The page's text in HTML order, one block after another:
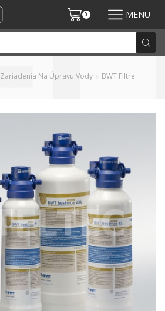
0 MENU
Zariadenia Na Úpravu Vody BWT Filtre